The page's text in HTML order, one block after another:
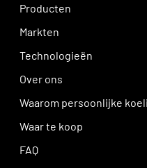
Producten
Markten
Technologieën
Over ons
Waarom persoonlijke
Waar te koop
FAQ